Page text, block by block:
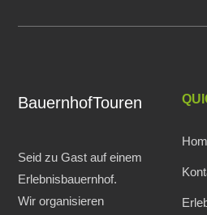
BauernhofTouren
Seid zu Gast auf einem
Erlebnisbauernhof.
Wir organisieren